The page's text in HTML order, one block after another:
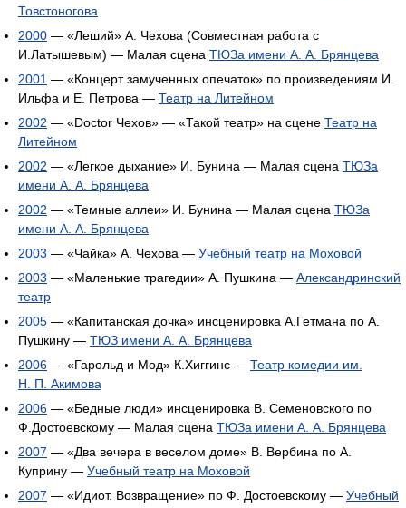
Товстоногова
2000 — «Леший» А. Чехова (Совместная работа с
И.Латышевым) — Малая сцена ТЮЗа имени А. А. Брянцева
2001 — «Концерт замученных опечаток» по произведениям И.
Ильфа и Е. Петрова — Театр на Литейном
2002 — «Doctor Чехов» — «Такой театр» на сцене Театр на
Литейном
2002 — «Легкое дыхание» И. Бунина — Малая сцена ТЮЗа
имени А. А. Брянцева
2002 — «Темные аллеи» И. Бунина — Малая сцена ТЮЗа
имени А. А. Брянцева
2003 — «Чайка» А. Чехова — Учебный театр на Моховой
2003 — «Маленькие трагедии» А. Пушкина — Александринский
театр
2005 — «Капитанская дочка» инсценировка А.Гетмана по А.
Пушкину — ТЮЗ имени А. А. Брянцева
2006 — «Гарольд и Мод» К.Хиггинс — Театр комедии им.
Н. П. Акимова
2006 — «Бедные люди» инсценировка В. Семеновского по
Ф.Достоевскому — Малая сцена ТЮЗа имени А. А. Брянцева
2007 — «Два вечера в веселом доме» В. Вербина по А.
Куприну — Учебный театр на Моховой
2007 — «Идиот. Возвращение» по Ф. Достоевскому — Учебный